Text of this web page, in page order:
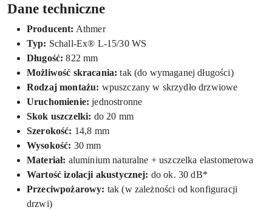
Dane techniczne
Producent: Athmer
Typ: Schall-Ex® L-15/30 WS
Długość: 822 mm
Możliwość skracania: tak (do wymaganej długości)
Rodzaj montażu: wpuszczany w skrzydło drzwiowe
Uruchomienie: jednostronne
Skok uszczelki: do 20 mm
Szerokość: 14,8 mm
Wysokość: 30 mm
Materiał: aluminium naturalne + uszczelka elastomerowa
Wartość izolacji akustycznej: do ok. 30 dB*
Przeciwpożarowy: tak (w zależności od konfiguracji
drzwi)